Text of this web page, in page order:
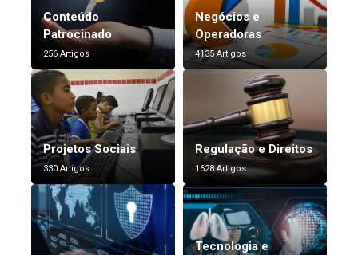
Conteúdo
Patrocinado
256 Artigos
Negócios e
Operadoras
4135 Artigos
Projetos Sociais
330 Artigos
Regulação e Direitos
1628 Artigos
Tecnologia e